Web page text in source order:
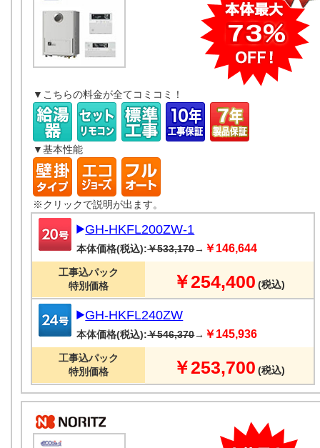
▼こちらの料金が全てコミコミ！
▼基本性能
※クリックで説明が出ます。
GH-HKFL200ZW-1
本体価格(税込):￥533,170→ ￥146,644
工事込パック
特別価格
￥254,400 (税込)
GH-HKFL240ZW
本体価格(税込):￥546,370→ ￥145,936
工事込パック
特別価格
￥253,700 (税込)